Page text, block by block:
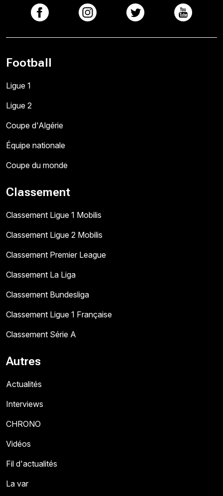
Football
Ligue 1
Ligue 2
Coupe d'Algérie
Équipe nationale
Coupe du monde
Classement
Classement Ligue 1 Mobilis
Classement Ligue 2 Mobilis
Classement Premier League
Classement La Liga
Classement Bundesliga
Classement Ligue 1 Française
Classement Série A
Autres
Actualités
Interviews
CHRONO
Vidéos
Fil d'actualités
La var